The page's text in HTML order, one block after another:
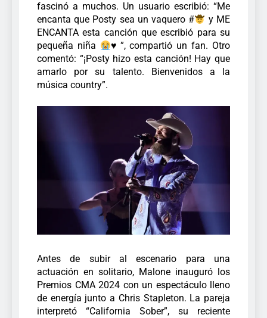
fascinó a muchos. Un usuario escribió: “Me
encanta que Posty sea un vaquero #
y ME
ENCANTA esta canción que escribió para su
pequeña niña
♥️”, compartió un fan. Otro
comentó: “¡Posty hizo esta canción! Hay que
amarlo por su talento. Bienvenidos a la
música country”.
Antes de subir al escenario para una
actuación en solitario, Malone inauguró los
Premios CMA 2024 con un espectáculo lleno
de energía junto a Chris Stapleton. La pareja
interpretó “California Sober”, su reciente